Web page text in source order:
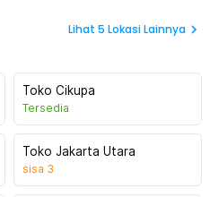
Lihat 5 Lokasi Lainnya
Toko Cikupa
Tersedia
Toko Jakarta Utara
sisa 3